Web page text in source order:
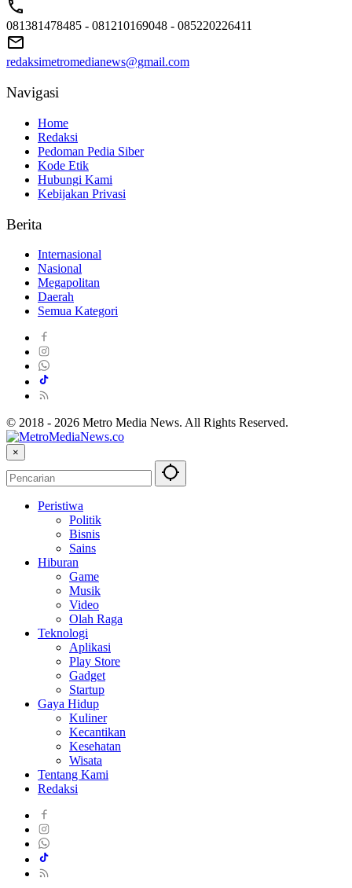
081381478485 - 081210169048 - 085220226411
redaksimetromedianews@gmail.com
Navigasi
Home
Redaksi
Pedoman Pedia Siber
Kode Etik
Hubungi Kami
Kebijakan Privasi
Berita
Internasional
Nasional
Megapolitan
Daerah
Semua Kategori
© 2018 - 2026 Metro Media News. All Rights Reserved.
×
Peristiwa
Politik
Bisnis
Sains
Hiburan
Game
Musik
Video
Olah Raga
Teknologi
Aplikasi
Play Store
Gadget
Startup
Gaya Hidup
Kuliner
Kecantikan
Kesehatan
Wisata
Tentang Kami
Redaksi